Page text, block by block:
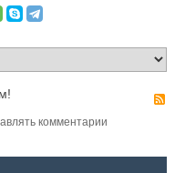
комментарии